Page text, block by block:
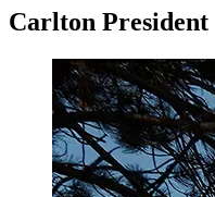
Carlton President